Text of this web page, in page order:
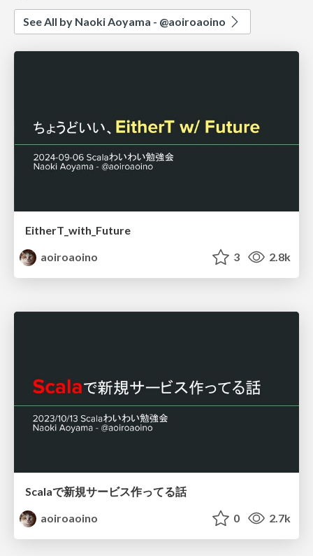
See All by Naoki Aoyama - @aoiroaoino
EitherT_with_Future
aoiroaoino
3 2.8k
Scalaで新規サービス作ってる話
aoiroaoino
0 2.7k